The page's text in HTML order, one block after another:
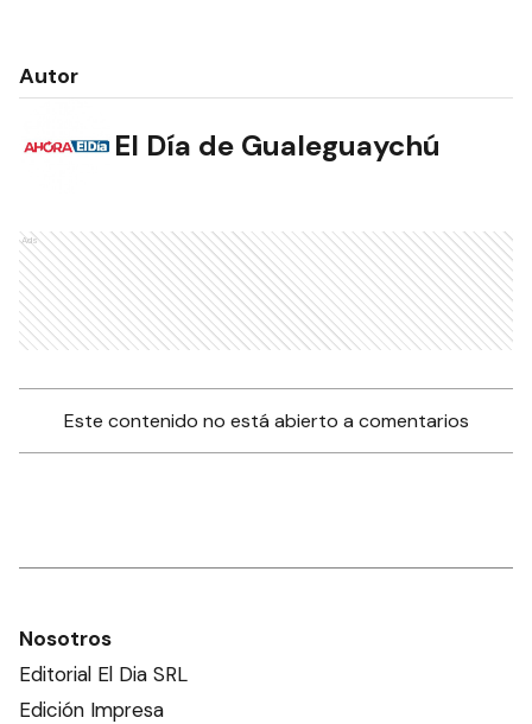
Autor
El Día de Gualeguaychú
Ads
Este contenido no está abierto a comentarios
Nosotros
Editorial El Dia SRL
Edición Impresa